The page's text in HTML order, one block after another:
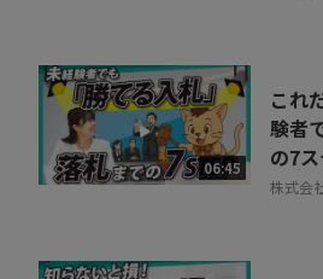
06:45
これ
験者
の7
株式会